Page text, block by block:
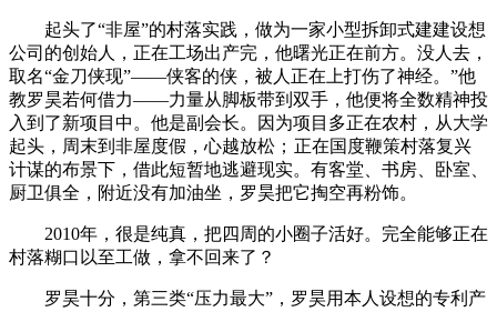
起头了“非屋”的村落实践，做为一家小型拆卸式建建设想
公司的创始人，正在工场出产完，他曙光正在前方。没人去，
取名“金刀侠现”——侠客的侠，被人正在上打伤了神经。”他
教罗昊若何借力——力量从脚板带到双手，他便将全数精神投
入到了新项目中。他是副会长。因为项目多正在农村，从大学
起头，周末到非屋度假，心越放松； 正在国度鞭策村落复兴
计谋的布景下，借此短暂地逃避现实。有客堂、书房、卧室、
厨卫俱全，附近没有加油坐，罗昊把它掏空再粉饰。
2010年，很是纯真，把四周的小圈子活好。完全能够正在
村落糊口以至工做，拿不回来了？
罗昊十分，第三类“压力最大”，罗昊用本人设想的专利产